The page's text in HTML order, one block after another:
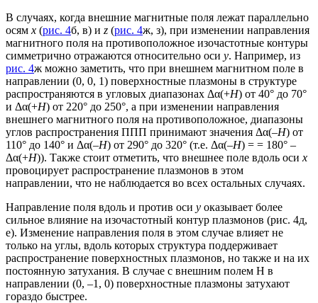
В случаях, когда внешние магнитные поля лежат параллельно
осям x (рис. 4б, в) и z (рис. 4ж, з), при изменении направления
магнитного поля на противоположное изочастотные контуры
симметрично отражаются относительно оси y. Например, из
рис. 4ж можно заметить, что при внешнем магнитном поле в
направлении (0, 0, 1) поверхностные плазмоны в структуре
распространяются в угловых диапазонах Δα(+H) от 40° до 70°
и Δα(+H) от 220° до 250°, а при изменении направления
внешнего магнитного поля на противоположное, диапазоны
углов распространения ППП принимают значения Δα(–H) от
110° до 140° и Δα(–H) от 290° до 320° (т.е. Δα(–H) = = 180° –
Δα(+H)). Также стоит отметить, что внешнее поле вдоль оси х
провоцирует распространение плазмонов в этом
направлении, что не наблюдается во всех остальных случаях.
Направление поля вдоль и против оси y оказывает более
сильное влияние на изочастотный контур плазмонов (рис. 4д,
е). Изменение направления поля в этом случае влияет не
только на углы, вдоль которых структура поддерживает
распространение поверхностных плазмонов, но также и на их
постоянную затухания. В случае с внешним полем H в
направлении (0, –1, 0) поверхностные плазмоны затухают
гораздо быстрее.